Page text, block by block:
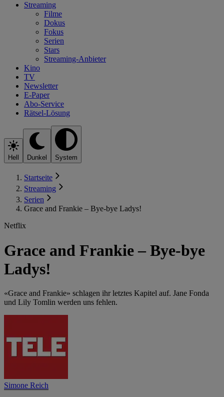
Streaming
Filme
Dokus
Fokus
Serien
Stars
Streaming-Anbieter
Kino
TV
Newsletter
E-Paper
Abo-Service
Rätsel-Lösung
Hell Dunkel System
Startseite
Streaming
Serien
Grace and Frankie – Bye-bye Ladys!
Netflix
Grace and Frankie – Bye-bye
Ladys!
«Grace and Frankie» schlagen ihr letztes Kapitel auf. Jane Fonda
und Lily Tomlin werden uns fehlen.
Simone Reich